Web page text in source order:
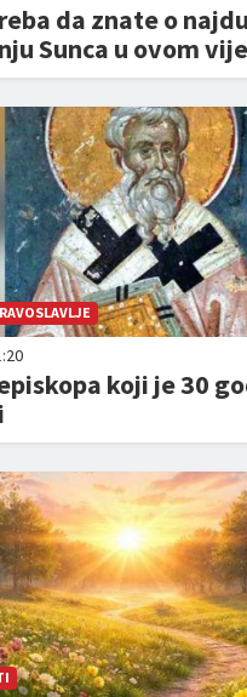
da znate o
Sunca u ovom
koji je 30